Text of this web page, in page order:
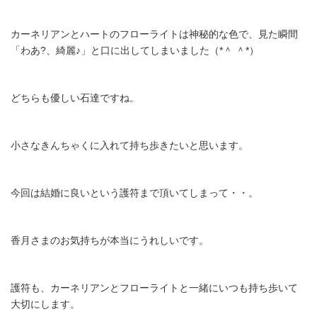
カーネリアンとハートのフローライトは神秘的な色で、見た瞬間
「わあ?、綺麗♪」と口に出してしまいました（*＾ ＾*）
どちらも優しい石達ですね。
小さなきんちゃくに入れて持ち歩きたいと思います。
今回は結婚に良いという護符まで頂いてしまって・・。
香月さまのお気持ちが本当にうれしいです。
護符も、カーネリアンとフローライトと一緒にいつも持ち歩いて
大切にします。